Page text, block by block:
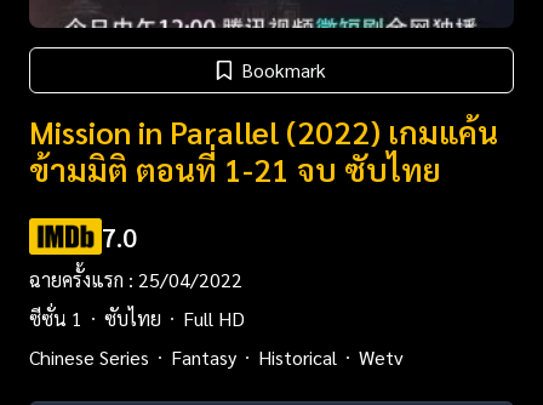
Bookmark
Mission in Parallel (2022) เกมแค้น
ข้ามมิติ ตอนที่ 1-21 จบ ซับไทย
7.0
ฉายครั้งแรก : 25/04/2022
ซีซั่น 1
ซับไทย
Full HD
Chinese Series
Fantasy Historical Wetv